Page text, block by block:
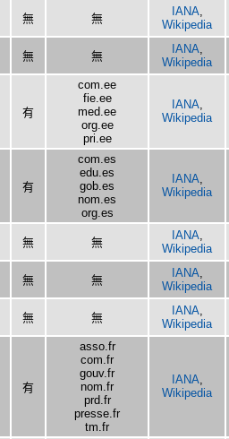
無 無
IANA,
Wikipedia
無 無
IANA
Wikipedia
有
com.ee
fie.ee
med.ee
org.ee
pri.ee
IANA,
Wikipedia
有
com.es
edu.es
gob.es
nom.es
org.es
IANA
Wikipedia
無 無
IANA,
Wikipedia
無 無
IANA
Wikipedia
無 無
IANA,
Wikipedia
有
asso.fr
com.fr
gouv.fr
nom.fr
prd.fr
presse.fr
tm.fr
IANA
Wikipedia